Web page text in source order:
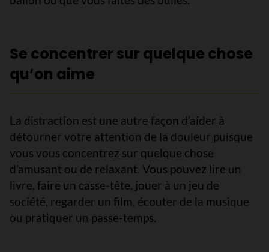
Se concentrer sur quelque chose
qu’on aime
La distraction est une autre façon d’aider à
détourner votre attention de la douleur puisque
vous vous concentrez sur quelque chose
d’amusant ou de relaxant. Vous pouvez lire un
livre, faire un casse-tête, jouer à un jeu de
société, regarder un film, écouter de la musique
ou pratiquer un passe-temps.